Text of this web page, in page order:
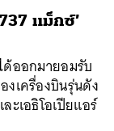
แม็กซ์’
ด้ออกมายอมรับ
เครื่องบินรุ่นดัง
เอธิโอเปียแอร์